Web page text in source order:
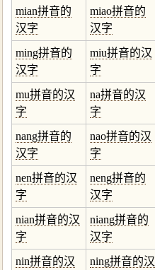
mian拼音的
汉字
miao拼音的
汉字
ming拼音的
汉字
miu拼音的汉
字
mu拼音的汉
字
na拼音的汉
字
nang拼音的
汉字
nao拼音的汉
字
nen拼音的汉
字
neng拼音的
汉字
nian拼音的汉
字
niang拼音的
汉字
nin拼音的汉 ning拼音的汉